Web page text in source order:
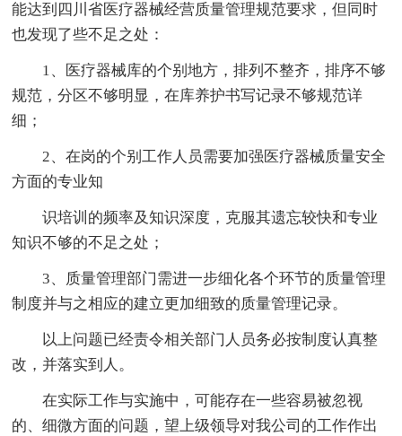
能达到四川省医疗器械经营质量管理规范要求，但同时
也发现了些不足之处：
1、医疗器械库的个别地方，排列不整齐，排序不够
规范，分区不够明显，在库养护书写记录不够规范详
细；
2、在岗的个别工作人员需要加强医疗器械质量安全
方面的专业知
识培训的频率及知识深度，克服其遗忘较快和专业
知识不够的不足之处；
3、质量管理部门需进一步细化各个环节的质量管理
制度并与之相应的建立更加细致的质量管理记录。
以上问题已经责令相关部门人员务必按制度认真整
改，并落实到人。
在实际工作与实施中，可能存在一些容易被忽视
的、细微方面的问题，望上级领导对我公司的工作作出